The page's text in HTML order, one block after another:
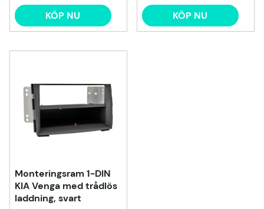
KÖP NU KÖP NU
Monteringsram 1-DIN
KIA Venga med trådlös
laddning, svart